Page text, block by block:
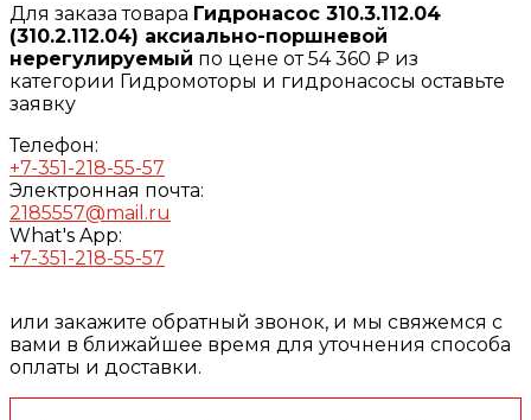
Для заказа товара Гидронасос 310.3.112.04
(310.2.112.04) аксиально-поршневой
нерегулируемый по цене от 54 360 ₽ из
категории Гидромоторы и гидронасосы оставьте
заявку
Телефон:
+7-351-218-55-57
Электронная почта:
2185557@mail.ru
What's App:
+7-351-218-55-57
или закажите обратный звонок, и мы свяжемся с
вами в ближайшее время для уточнения способа
оплаты и доставки.